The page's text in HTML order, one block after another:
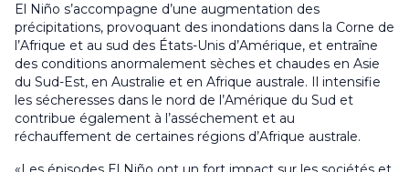
El Niño s’accompagne d’une augmentation des
précipitations, provoquant des inondations dans la Corne de
l’Afrique et au sud des États-Unis d’Amérique, et entraîne
des conditions anormalement sèches et chaudes en Asie
du Sud-Est, en Australie et en Afrique australe. Il intensifie
les sécheresses dans le nord de l’Amérique du Sud et
contribue également à l’asséchement et au
réchauffement de certaines régions d’Afrique australe.